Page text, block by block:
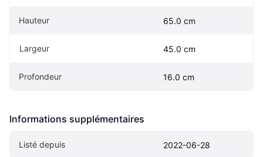
Hauteur 65.0 cm
Largeur 45.0 cm
Profondeur 16.0 cm
Informations supplémentaires
Listé depuis 2022-06-28